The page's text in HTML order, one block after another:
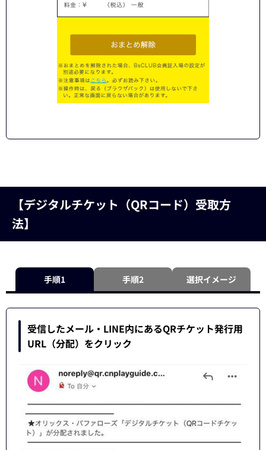
【デジタルチケット（QRコード）受取方
法】
手順1 手順2 選択イメージ
受信したメール・LINE内にあるQRチケット発行用
URL（分配）をクリック